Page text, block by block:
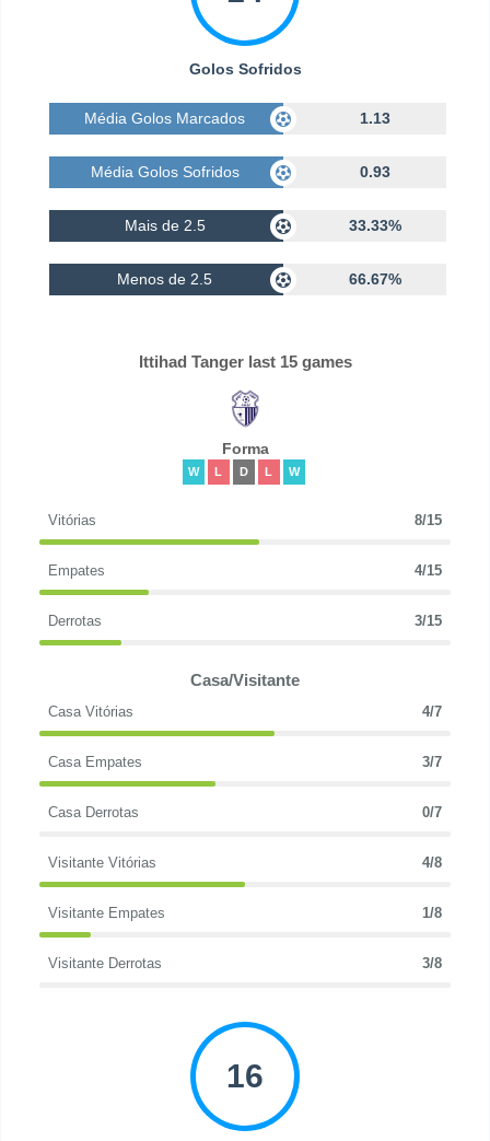
Golos Sofridos
Média Golos Marcados 1.13
Média Golos Sofridos 0.93
Mais de 2.5 33.33%
Menos de 2.5 66.67%
Ittihad Tanger last 15 games
Forma
W L D L W
Vitórias 8/15
Empates 4/15
Derrotas 3/15
Casa/Visitante
Casa Vitórias 4/7
Casa Empates 3/7
Casa Derrotas 0/7
Visitante Vitórias 4/8
Visitante Empates 1/8
Visitante Derrotas 3/8
16